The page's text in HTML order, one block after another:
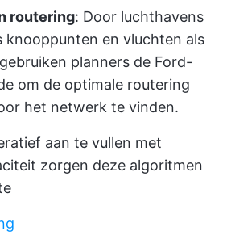
routering: Door luchthavens
knooppunten en vluchten als
planners de Ford-
om de optimale routering
het netwerk te vinden.
aan te vullen met
zorgen deze algoritmen